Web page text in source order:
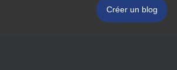
Créer un blog